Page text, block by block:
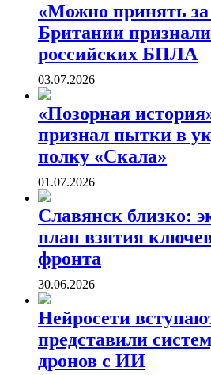
«Можно принять
Британии
российских БПЛА
03.07.2026
«Позорная
признал пытки в
полку «Скала»
01.07.2026
Славянск близко:
план взятия
фронта
30.06.2026
Нейросети
представили
дронов с ИИ